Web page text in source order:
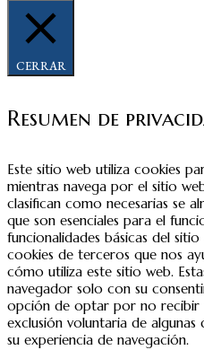
CERRAR
Resumen de
Este sitio web utiliza cookies
mientras navega por el sitio
clasifican como necesarias se
que son esenciales para el
funcionalidades básicas del
cookies de terceros que nos
cómo utiliza este sitio web.
navegador solo con su
opción de optar por no recibir
exclusión voluntaria de
su experiencia de navegación.